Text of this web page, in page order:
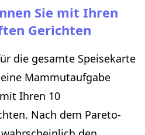
Sie mit Ihren
Gerichten
die gesamte Speisekarte
Mammutaufgabe
Ihren 10
Nach dem Pareto-